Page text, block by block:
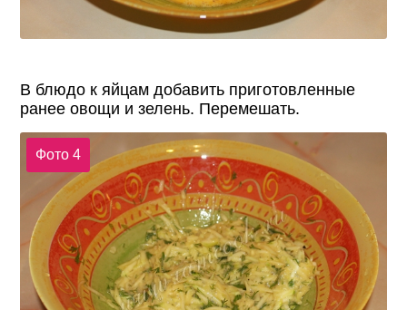
В блюдо к яйцам добавить приготовленные
ранее овощи и зелень. Перемешать.
Фото 4